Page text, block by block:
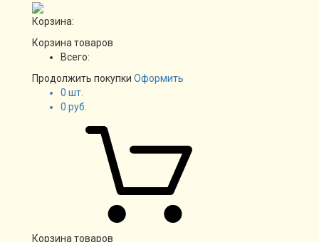
Корзина:
Корзина товаров
Всего:
Продолжить покупки Оформить
0 шт.
0 руб.
Корзина товаров